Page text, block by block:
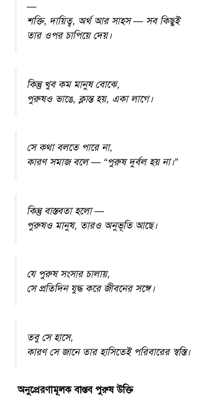
—
শক্তি, দায়িত্ব, অর্থ আর সাহস — সব কিছুই
তার ওপর চাপিয়ে দেয়।
কিন্তু খুব কম মানুষ বোঝে,
পুরুষও ভাঙে, ক্লান্ত হয়, একা লাগে।
সে কথা বলতে পারে না,
কারণ সমাজ বলে — “পুরুষ দুর্বল হয় না।”
কিন্তু বাস্তবতা হলো —
পুরুষও মানুষ, তারও অনুভূতি আছে।
যে পুরুষ সংসার চালায়,
সে প্রতিদিন যুদ্ধ করে জীবনের সঙ্গে।
তবু সে হাসে,
কারণ সে জানে তার হাসিতেই পরিবারের স্বস্তি।
অনুপ্রেরণামূলক বাস্তব পুরুষ উক্তি